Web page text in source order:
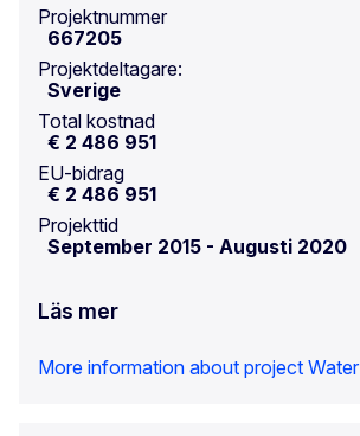
Projektnummer
667205
Projektdeltagare:
Sverige
Total kostnad
€ 2 486 951
EU-bidrag
€ 2 486 951
Projekttid
September 2015 - Augusti 2020
Läs mer
More information about project Water